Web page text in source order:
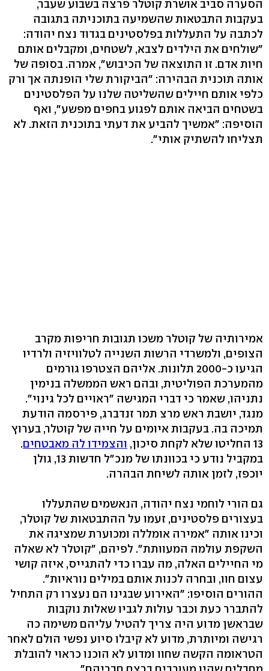
הסערה סביב אושרת קוטלר פרצה בשבוע שעבר,
בעקבות התבטאות שהשמיעה בתוכניתה בתגובה
לכתבה על התעללות בפלסטינים בגדוד נצח יהודה:
"שולחים את הילדים לצבא, לשטחים, ומקבלים אותם
חיות אדם. זו התוצאה של הכיבוש", אמרה. בסופה של
אותה תוכנית הבהירה: "הביקורת שלי הופנתה אך ורק
כלפי אותם חיילים שהשליטה שלנו על הפלסטינים
בשטחים הביאה אותם לפגוע בחפים מפשע", ואף
הוסיפה: "אמשיך להביע את דעתי בתוכנית הזאת. לא
תצליחו להשתיק אותי".
אמירותיה של קוטלר משכו תגובות חריפות מקרב
הצופים, ולמשרדי הרשות השנייה לטלוויזיה ולרדיו
הגיעו כ-2000 תלונות. אליהם הצטרפו גורמים
מהמערכת הפוליטית, ובהם ראש הממשלה בנימין
נתניהו, שאמר כי דברי המגישה "ראויים לכל גינוי".
מנגד, יושבת ראש מרצ תמר זנדברג, פירסמה הודעת
תמיכה בה. בעקבות איומים על חייה של קוטלר, בערוץ
13 החליטו שלא לקחת סיכון,
והצמידו לה מאבטחים.
במקביל נודע כי בכוונתו של מנכ"ל חדשות 13, גולן
יוכפז, לזמן אותה לשיחת הבהרה.
גם הורי לוחמי נצח יהודה, הנאשמים שהתעללו
בעצורים פלסטינים, זעמו על ההתבטאות של קוטלר,
וכינו אותה "אמירה אומללה ומכוערת שמציגה את
השקפת עולמה המעוותת". לפיהם, "קוטלר לא שאלה
מי החיילים האלה, מה עברו כדי להתגייס, איזה קושי
עצום חוו, ובחרה לכנות אותם במילים נוראיות".
ההורים הוסיפו: "האירוע שבגינו הם נעצרו רק התחיל
להתברר כעת וכבר עולות לגביו שאלות נוקבות
שבראשן מדוע היה צריך להטיל עליהם משימה כה
רגישה ומיותרת, מדוע לא קיבלו סיוע נפשי הולם לאחר
הטראומה הקשה שחוו ומדוע לא הוכנו כראוי להובלת